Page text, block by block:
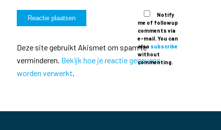
Notify
me of followup
comments via
e-mail. You can
also subscribe
without
commenting.
Deze site gebruikt Akismet om spam te
verminderen. Bekijk hoe je reactie gegevens
worden verwerkt.